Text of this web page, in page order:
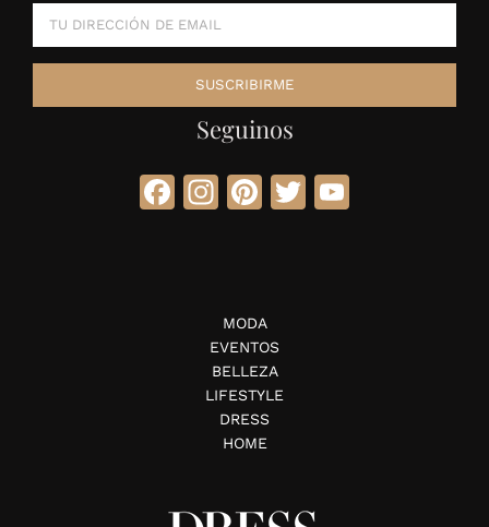
Seguinos
Facebook
Instagram
Pinterest
Twitter
MODA
EVENTOS
BELLEZA
LIFESTYLE
DRESS
HOME